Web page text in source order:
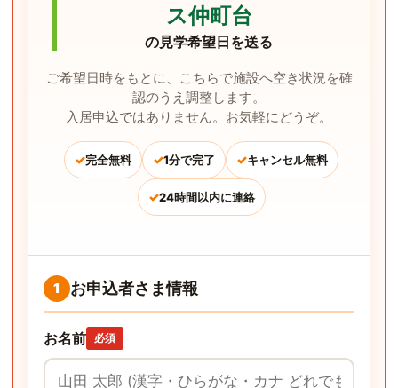
ス仲町台
の見学希望日を送る
ご希望日時をもとに、こちらで施設へ空き状況を確
認のうえ調整します。
入居申込ではありません。お気軽にどうぞ。
✓完全無料 ✓1分で完了 ✓キャンセル無料
✓24時間以内に連絡
1 お申込者さま情報
お名前 必須